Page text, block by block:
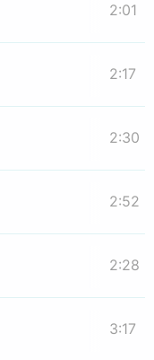
2:01
2:17
2:30
2:52
2:28
3:17